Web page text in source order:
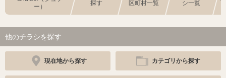
ー）
探す
区町村一覧
シ一覧
他のチラシを探す
現在地から探す カテゴリから探す